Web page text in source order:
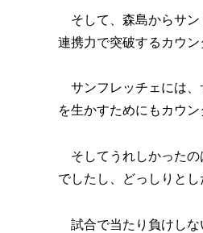
そして、森島からサン
連携力で突破するカウン
サンフレッチェには、
を生かすためにもカウ
そしてうれしかったの
でしたし、どっしりと
試合で当たり負けしな